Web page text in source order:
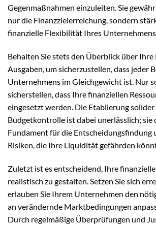
Gegenmaßnahmen einzuleiten. Sie
nur die Finanzzielerreichung, sondern
finanzielle Flexibilität Ihres
Behalten Sie stets den Überblick über Ihre
Ausgaben, um sicherzustellen, dass jeder
Unternehmens im Gleichgewicht ist. Nur
sicherstellen, dass Ihre finanziellen
eingesetzt werden. Die Etablierung
Budgetkontrolle ist dabei unerlässlich; sie
Fundament für die Entscheidungsfindung
Risiken, die Ihre Liquidität gefährden
Zuletzt ist es entscheidend, Ihre
realistisch zu gestalten. Setzen Sie sich
erlauben Sie Ihrem Unternehmen den
an verändernde Marktbedingungen
Durch regelmäßige Überprüfungen und